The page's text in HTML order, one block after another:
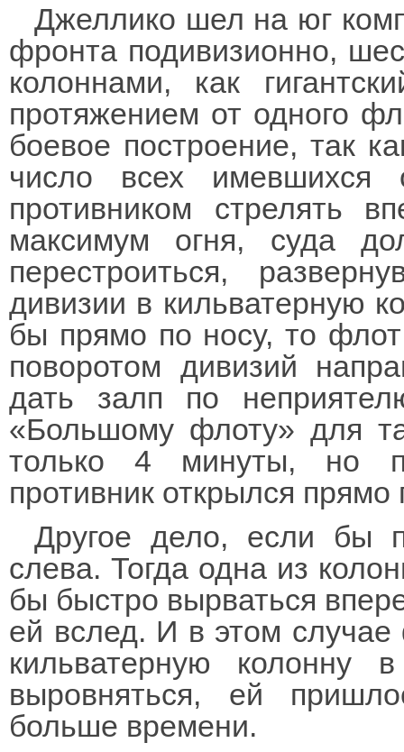
Джеллико шел на юг
фронта подивизионно,
колоннами, как
протяжением от одного
боевое построение, так
число всех имевшихся
противником стрелять
максимум огня, суда
перестроиться,
дивизии в кильватерную
бы прямо по носу, то
поворотом дивизий
дать залп по
«Большому флоту» для
только 4 минуты, но
противник открылся прямо
Другое дело, если бы
слева. Тогда одна из
бы быстро вырваться
ей вслед. И в этом
кильватерную
выровняться, ей
больше времени.